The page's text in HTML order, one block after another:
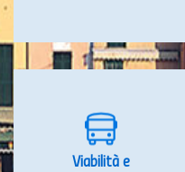
Viabilità e